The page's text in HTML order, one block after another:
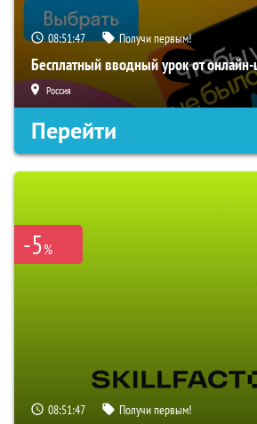
08:51:46 Получи первым!
Бесплатный вводный урок от
Россия
Перейти
-5%
08:51:46 Получи первым!